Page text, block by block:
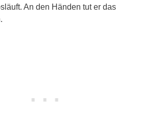
An den Händen tut er das